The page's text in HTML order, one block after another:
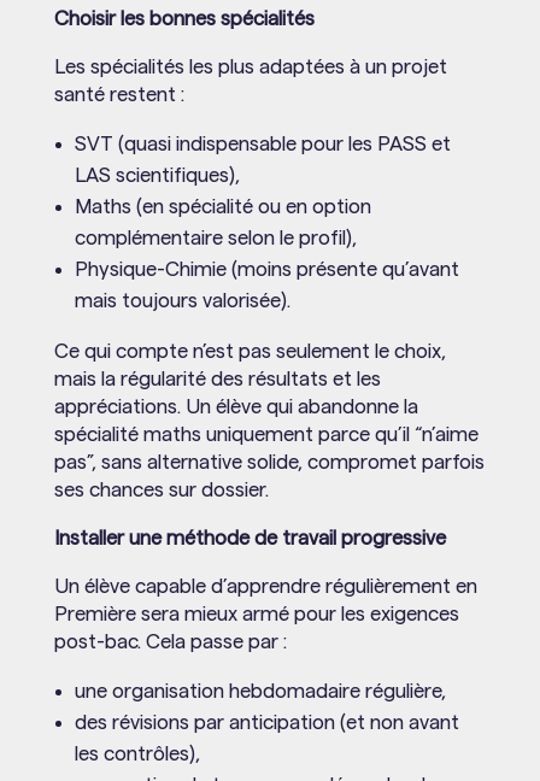
Choisir les bonnes spécialités
Les spécialités les plus adaptées à un projet
santé restent :
SVT (quasi indispensable pour les PASS et
LAS scientifiques),
Maths (en spécialité ou en option
complémentaire selon le profil),
Physique-Chimie (moins présente qu’avant
mais toujours valorisée).
Ce qui compte n’est pas seulement le choix,
mais la régularité des résultats et les
appréciations. Un élève qui abandonne la
spécialité maths uniquement parce qu’il “n’aime
pas”, sans alternative solide, compromet parfois
ses chances sur dossier.
Installer une méthode de travail progressive
Un élève capable d’apprendre régulièrement en
Première sera mieux armé pour les exigences
post-bac. Cela passe par :
une organisation hebdomadaire régulière,
des révisions par anticipation (et non avant
les contrôles),